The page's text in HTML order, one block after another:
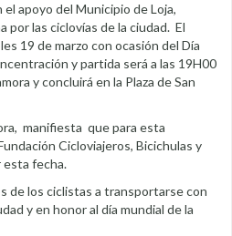
apoyo del Municipio de Loja,
por las ciclovías de la ciudad. El
19 de marzo con ocasión del Día
y partida será a las 19H00
y concluirá en la Plaza de San
manifiesta que para esta
Cicloviajeros, Bicichulas y
esta fecha.
de los ciclistas a transportarse con
y en honor al día mundial de la